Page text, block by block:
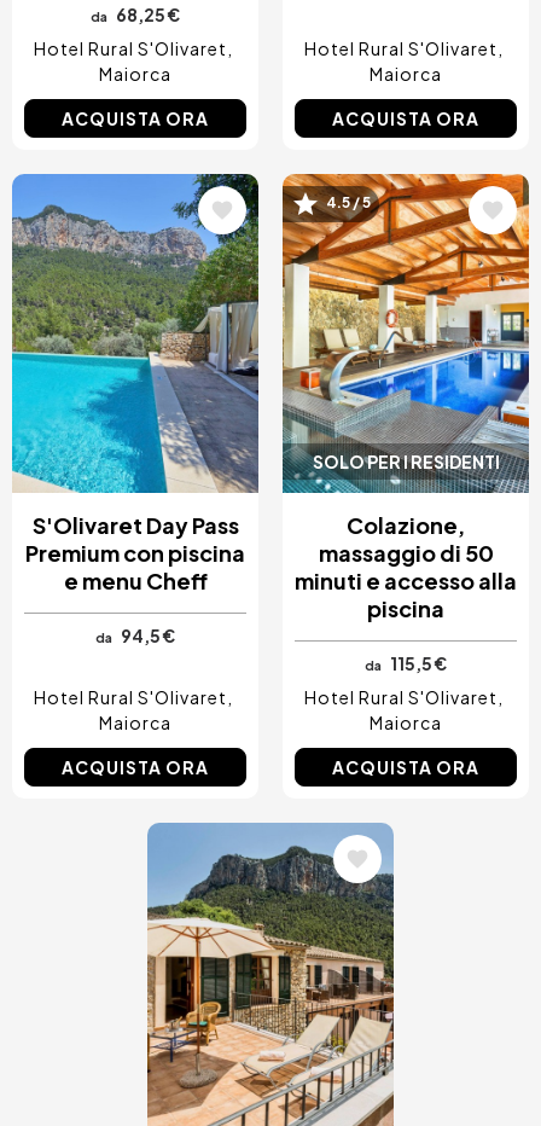
da
68,25 €
Hotel Rural S'Olivaret
Maiorca
ACQUISTA ORA
Hotel Rural S'Olivaret
Maiorca
ACQUISTA ORA
Immagine
S'Olivaret Day Pass
Premium con piscina
e menu Cheff
da 94,5 €
Hotel Rural S'Olivaret
Maiorca
ACQUISTA ORA
SOLO PER I RESIDENTI
Immagine
4.5 / 5
Colazione,
massaggio di 50
minuti e accesso alla
piscina
da
115,5 €
Hotel Rural S'Olivaret
Maiorca
ACQUISTA ORA
Immagine